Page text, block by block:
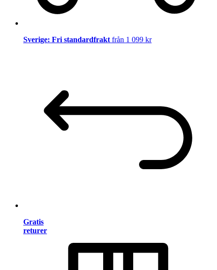
Sverige: Fri standardfrakt från 1 099 kr
Gratis
returer